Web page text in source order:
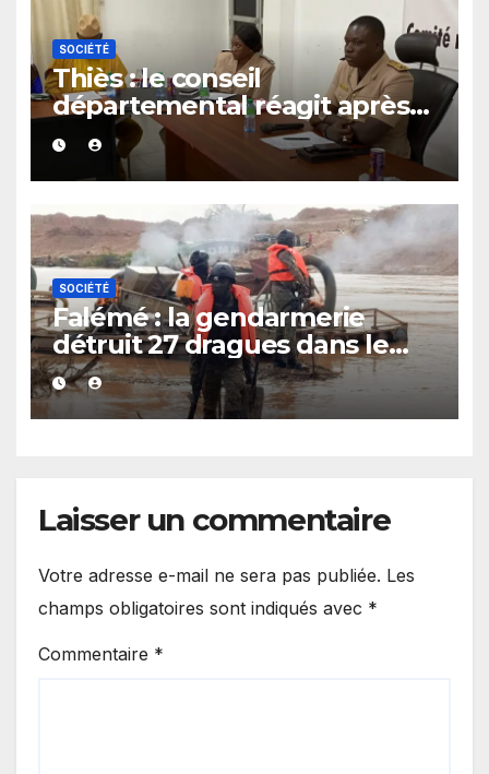
SOCIÉTÉ
Thiès : le conseil
départemental réagit après
le rappel à l’ordre du
gouverneur
SOCIÉTÉ
Falémé : la gendarmerie
détruit 27 dragues dans le
cadre de la lutte contre
l’exploitation illégale
Laisser un commentaire
Votre adresse e-mail ne sera pas publiée. Les
champs obligatoires sont indiqués avec *
Commentaire *